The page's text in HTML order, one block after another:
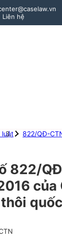
Liên hệ
luật 822/QĐ-
822/
của